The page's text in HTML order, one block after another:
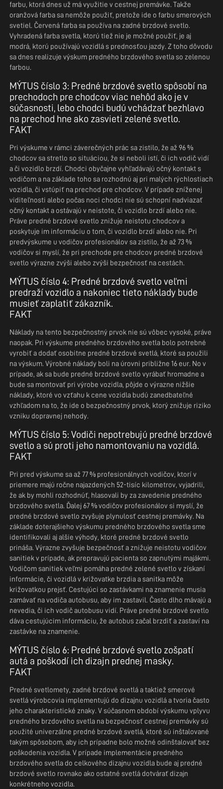
farbu, ktorá dnes už má využitie v cestnej premávke. Takže
oranžová farba sa nemôže použiť, pretože ide o farbu smerových
svetiel. Červená farba sa používa na zadné brzdové svetlo.
Vyhradená farba svetla, ktorú tiež nie je možné použiť, je aj
modrá, ktorú používajú vozidlá s prednosťou jazdy. Z toho dôvodu
sa dnes realizuje výskum predného brzdového svetla so zelenou
farbou.
MÝTUS číslo 3: Predné brzdové svetlo spôsobí na
prechodoch pre chodcov viac nehôd ako je v
súčasnosti, lebo chodci budú vchádzať bezhlavo
na prechod hneď ako zasvieti zelené svetlo.
FAKT
Pri výskume v rámci záverečných prác sa zistilo, že až 96 %
chodcov sa stretlo so situáciou, že si neboli istí, či ich vodič vidí
a či vozidlo brzdí. Chodci obyčajne vyhľadávajú očný kontakt s
vodičom a na základe toho sa rozhodnú aj pri malých rýchlostiach
vozidla, či vstúpiť na prechod pre chodcov. V prípade zníženej
viditeľnosti alebo počas noci chodci nie sú schopní nadviazať
očný kontakt a ostávajú v neistote, či vozidlo brzdí alebo nie.
Práve predné brzdové svetlo znižuje neistotu chodcov a
poskytuje im informáciu o tom, či vozidlo brzdí alebo nie. Pri
predvýskume u vodičov profesionálov sa zistilo, že až 73 %
vodičov si myslí, že pri prechode pre chodcov predné brzdové
svetlo výrazne zvýši alebo zvýši bezpečnosť na cestách.
MÝTUS číslo 4: Predné brzdové svetlo veľmi
predraží vozidlo a nakoniec tieto náklady bude
musieť zaplatiť zákazník.
FAKT
Náklady na tento bezpečnostný prvok nie sú vôbec vysoké, práve
naopak. Pri výskume predného brzdového svetla bolo potrebné
vyrobiť a dodať osobitne predné brzdové svetlá, ktoré sa použili
na výskum. Výrobné náklady boli na úrovni približne 16 eur. No v
prípade, ak sa bude predné brzdové svetlo vyrábať hromadne a
bude sa montovať pri výrobe vozidla, pôjde o výrazne nižšie
náklady, ktoré vo vzťahu k cene vozidla budú zanedbateľné
vzhľadom na to, že ide o bezpečnostný prvok, ktorý znižuje riziko
vzniku dopravnej nehody.
MÝTUS číslo 5: Vodiči nepotrebujú predné brzdové
svetlo a sú proti jeho namontovaniu na vozidlá.
FAKT
Pri pred výskume sa až 77 % profesionálnych vodičov, ktorí v
priemere majú ročne najazdených 52-tisíc kilometrov, vyjadrili,
že ak by mohli rozhodnúť, hlasovali by za zavedenie predného
brzdového svetla. Ďalej 67 % vodičov profesionálov si myslí, že
predné brzdové svetlo zvyšuje plynulosť cestnej premávky. Na
základe doterajšieho výskumu predného brzdového svetla sme
identifikovali aj ďalšie výhody, ktoré predné brzdové svetlo
prináša. Výrazne zvyšuje bezpečnosť a znižuje neistotu vodičov
sanitiek v prípade, ak prepravujú pacienta so zapnutými majákmi.
Vodičom sanitiek veľmi pomáha predné zelené svetlo v získaní
informácie, či vozidlá v križovatke brzdia a sanitka môže
križovatkou prejsť. Cestujúci so zastávkami na znamenie musia
zamávať na vodiča autobusu, aby im zastavil. Často dlho mávajú a
nevedia, či ich vodič autobusu vidí. Práve predné brzdové svetlo
dáva cestujúcim informáciu, že autobus začal brzdiť a zastaví na
zastávke na znamenie.
MÝTUS číslo 6: Predné brzdové svetlo zošpatí
autá a poškodí ich dizajn prednej masky.
FAKT
Predné svetlomety, zadné brzdové svetlá a taktiež smerové
svetlá výrobcovia implementujú do dizajnu vozidlá a tvoria často
jeho charakteristické znaky. V súčasnom období výskumu vplyvu
predného brzdového svetla na bezpečnosť cestnej premávky sú
použité univerzálne predné brzdové svetlá, ktoré sú inštalované
takým spôsobom, aby ich prípadne bolo možné odinštalovať bez
poškodenia vozidla. V prípade implementácie predného
brzdového svetla do celkového dizajnu vozidla bude aj predné
brzdové svetlo rovnako ako ostatné svetlá dotvárať dizajn
konkrétneho vozidla.